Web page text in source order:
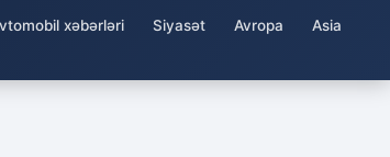
xəbərləri Siyasət Avropa
Asia